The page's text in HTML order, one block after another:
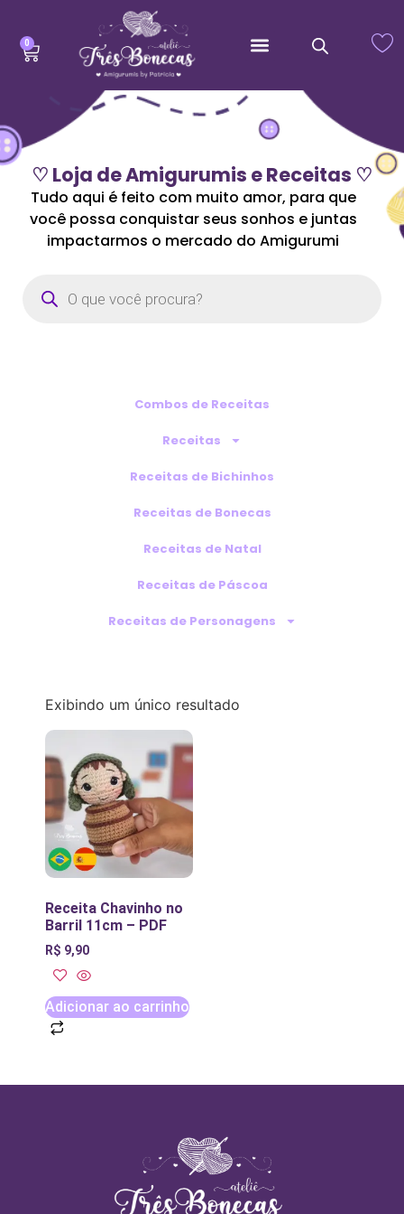
0
♡ Loja de Amigurumis e Receitas ♡
Tudo aqui é feito com muito amor, para que
você possa conquistar seus sonhos e juntas
impactarmos o mercado do Amigurumi
Combos de Receitas
Receitas
Receitas de Bichinhos
Receitas de Bonecas
Receitas de Natal
Receitas de Páscoa
Receitas de Personagens
Exibindo um único resultado
Receita Chavinho no
Barril 11cm – PDF
R$ 9,90
Adicionar ao carrinho